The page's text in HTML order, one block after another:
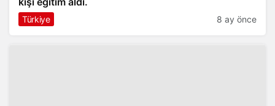
Türkiye 8 ay önce